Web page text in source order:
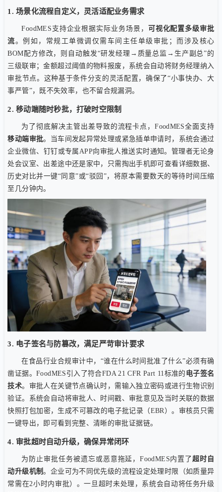
1. 场景化流程自定义，灵活适配业务需求
FoodMES支持企业根据实际业务场景，
可视化配置多级审批
流。例如，常规工单微调仅需车间主任单级审批；而涉及核心
BOM配方修改，则自动触发“研发经理→质量总监→生产副总”的
三级联审；金额超过阈值的物料报废，系统会自动将财务经理纳入
审批节点。这种基于条件分支的灵活配置，确保了“小事快办、大
事严管”，既不失效率，也不留合规漏洞。
2. 移动端随时秒批，打破时空限制
为了彻底解决主管出差导致的流程卡点，FoodMES全面支持
移动端审批。当车间发起异常处理或紧急插单申请时，系统会通过
企业微信、钉钉或专属APP向审批人推送实时通知。管理者无论身
处会议室、出差途中还是家中，只需掏出手机即可查看详细数据、
历史对比并一键“同意”或“驳回”，将原本需要数天的等待时间压缩
至几分钟内。
3. 电子签名与防篡改，满足严苛审计要求
在食品行业合规审计中，“谁在什么时间批准了什么”必须有确
凿证据。FoodMES引入了符合FDA 21 CFR Part 11标准的 电子签名
技术。审批人在关键节点确认时，需输入独立密码或进行生物识别
验证。系统会自动将审批人、时间戳、审批意见及当时关联的数据
快照打包加密，生成不可篡改的电子批记录（EBR）。审核员只需
一键导出，即可看到完整、清晰的审批证据链。
4. 审批超时自动升级，确保异常闭环
为防止审批任务被遗忘或恶意拖延，FoodMES内置了超时自
动升级机制。企业可为不同优先级的流程设定处理时限（如质量异
常需在2小时内审批）。一旦超时未处理，系统会自动将任务升级